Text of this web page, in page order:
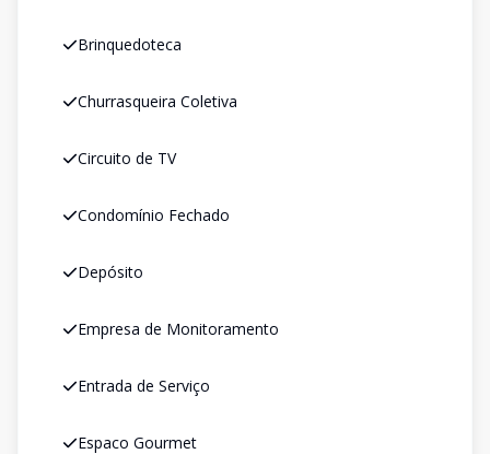
Brinquedoteca
Churrasqueira Coletiva
Circuito de TV
Condomínio Fechado
Depósito
Empresa de Monitoramento
Entrada de Serviço
Espaco Gourmet